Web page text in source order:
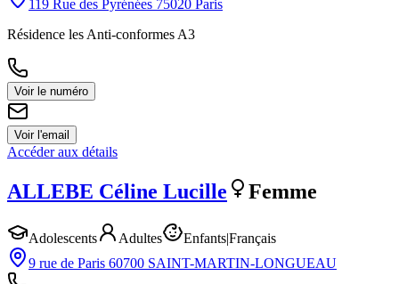
119 Rue des Pyrénées 75020 Paris
Résidence les Anti-conformes A3
Voir le numéro
Voir l'email
Accéder aux détails
ALLEBE Céline Lucille Femme
Adolescents Adultes Enfants|Français
9 rue de Paris 60700 SAINT-MARTIN-LONGUEAU